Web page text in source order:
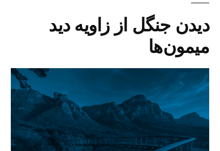
دیدن جنگل از زاویه دید
میمون‌ها